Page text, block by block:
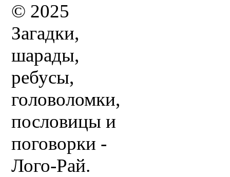
© 2025
Загадки,
шарады,
ребусы,
головоломки,
пословицы и
поговорки -
Лого-Рай.